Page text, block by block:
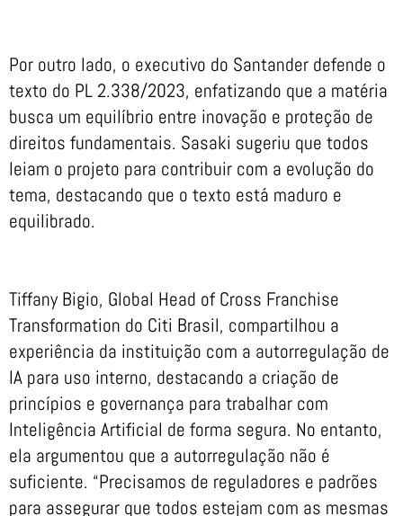
Por outro lado, o executivo do Santander defende o
texto do PL 2.338/2023, enfatizando que a matéria
busca um equilíbrio entre inovação e proteção de
direitos fundamentais. Sasaki sugeriu que todos
leiam o projeto para contribuir com a evolução do
tema, destacando que o texto está maduro e
equilibrado.
Tiffany Bigio, Global Head of Cross Franchise
Transformation do Citi Brasil, compartilhou a
experiência da instituição com a autorregulação de
IA para uso interno, destacando a criação de
princípios e governança para trabalhar com
Inteligência Artificial de forma segura. No entanto,
ela argumentou que a autorregulação não é
suficiente. “Precisamos de reguladores e padrões
para assegurar que todos estejam com as mesmas